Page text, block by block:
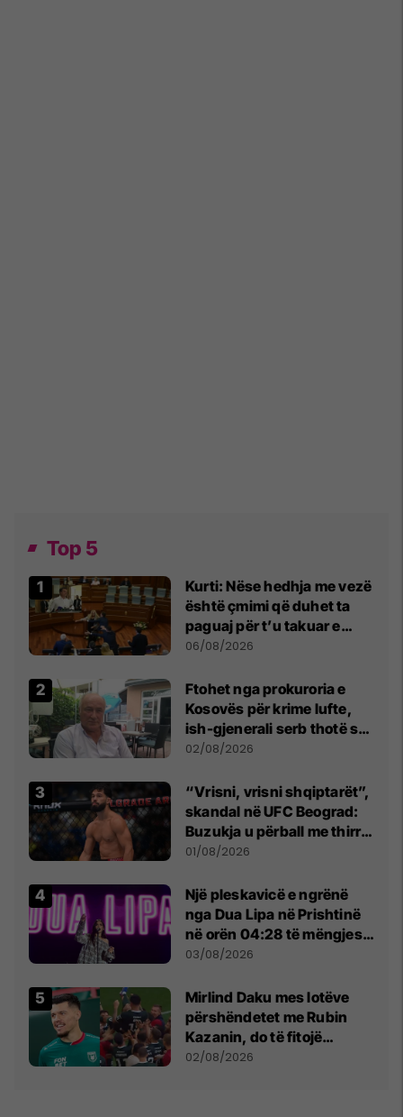
Top 5
Kurti: Nëse hedhja me vezë
është çmimi që duhet ta
paguaj për t’u takuar e
bashkëbiseduar jam i
06/08/2026
Ftohet nga prokuroria e
Kosovës për krime lufte,
ish-gjenerali serb thotë se
dikush e tradhtoi në
02/08/2026
“Vrisni, vrisni shqiptarët”,
skandal në UFC Beograd:
Buzukja u përball me thirrje
anti-shqiptare nga
01/08/2026
Një pleskavicë e ngrënë
nga Dua Lipa në Prishtinë
në orën 04:28 të mëngjesit
- dhe bota digjitale serbe
03/08/2026
Mirlind Daku mes lotëve
përshëndetet me Rubin
Kazanin, do të fitojë
miliona te Spartak Moska
02/08/2026